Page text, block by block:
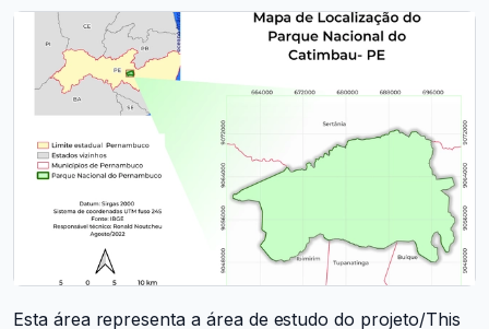
Esta área representa a área de estudo do projeto/This